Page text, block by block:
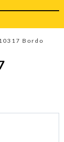
Bordo